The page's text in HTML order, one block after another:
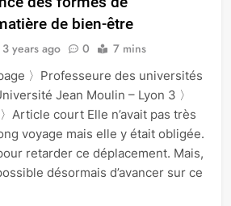
de bien-être
3 years ago 0 7 mins
〉Professeure des universités
Jean Moulin – Lyon 3 〉
Article court Elle n’avait pas très
voyage mais elle y était obligée.
retarder ce déplacement. Mais,
désormais d’avancer sur ce